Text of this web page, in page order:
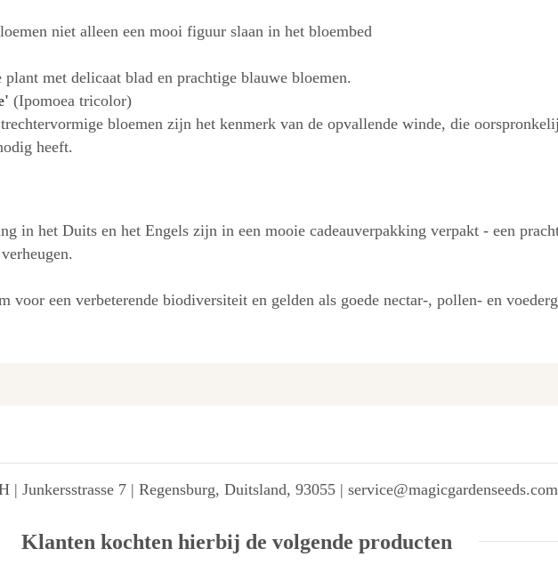
niet alleen een mooi figuur slaan in het bloembed
met delicaat blad en prachtige blauwe bloemen.
(Ipomoea tricolor)
bloemen zijn het kenmerk van de opvallende winde, die
heeft.
in het Duits en het Engels zijn in een mooie cadeauverpakking verpakt - een
voor een verbeterende biodiversiteit en gelden als goede nectar-, pollen- en
Junkersstrasse 7 | Regensburg, Duitsland, 93055 |
Klanten kochten hierbij de volgende producten